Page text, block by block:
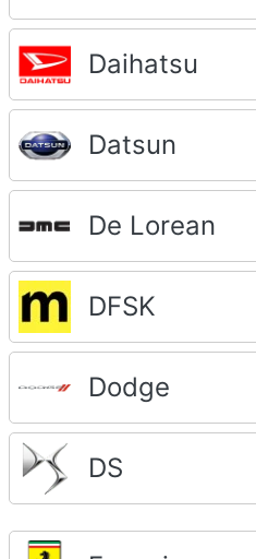
Daihatsu
Datsun
De Lorean
DFSK
Dodge
DS